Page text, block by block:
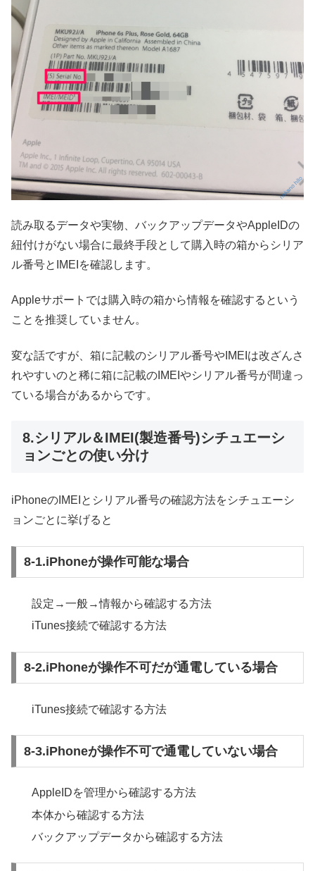
読み取るデータや実物、バックアップデータやAppleIDの
紐付けがない場合に最終手段として購入時の箱からシリア
ル番号とIMEIを確認します。
Appleサポートでは購入時の箱から情報を確認するという
ことを推奨していません。
変な話ですが、箱に記載のシリアル番号やIMEIは改ざんさ
れやすいのと稀に箱に記載のIMEIやシリアル番号が間違っ
ている場合があるからです。
8.シリアル＆IMEI(製造番号)シチュエーシ
ョンごとの使い分け
iPhoneのIMEIとシリアル番号の確認方法をシチュエーシ
ョンごとに挙げると
8-1.iPhoneが操作可能な場合
設定→一般→情報から確認する方法
iTunes接続で確認する方法
8-2.iPhoneが操作不可だが通電している場合
iTunes接続で確認する方法
8-3.iPhoneが操作不可で通電していない場合
AppleIDを管理から確認する方法
本体から確認する方法
バックアップデータから確認する方法